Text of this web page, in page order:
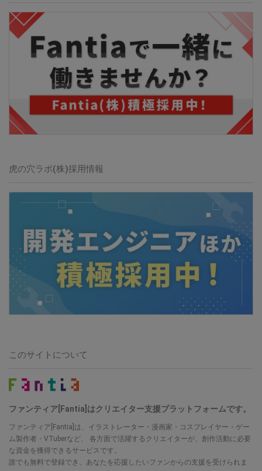
虎の穴ラボ(株)採用情報
このサイトについて
ファンティア[Fantia]はクリエイター支援プラットフォームです。
ファンティア[Fantia]は、イラストレーター・漫画家・コスプレイヤー・ゲー
ム製作者・VTuberなど、 各方面で活躍するクリエイターが、創作活動に必要
な資金を獲得できるサービスです。
誰でも無料で登録でき、あなたを応援したいファンからの支援を受けられま